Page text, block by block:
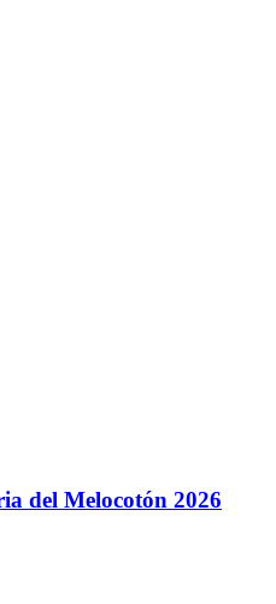
del Melocotón 2026